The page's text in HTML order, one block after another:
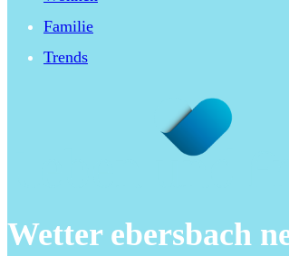
Familie
Trends
Wetter ebersbach